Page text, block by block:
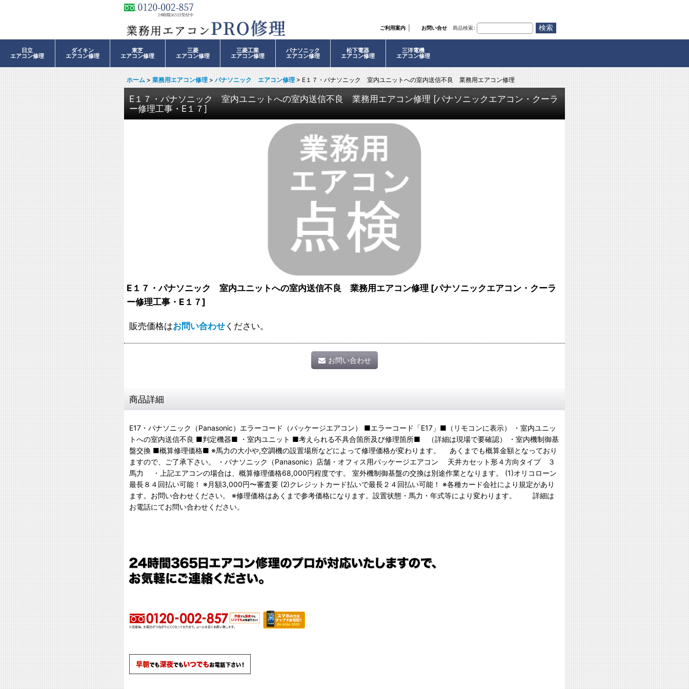
ご利用案内 ｜ お問い合せ 商品検索:
日立
エアコン修理
ダイキン
エアコン修理
東芝
エアコン修理
三菱
エアコン修理
三菱工業
エアコン修理
パナソニック
エアコン修理
松下電器
エアコン修理
三洋電機
エアコン修理
ホーム > 業務用エアコン修理 > パナソニック エアコン修理 > E１７・パナソニック 室内ユニットへの室内送信不良 業務用エアコン修理
E１７・パナソニック 室内ユニットへの室内送信不良 業務用エアコン修理 [パナソニックエアコン・クーラ
ー修理工事・E１７]
E１７・パナソニック 室内ユニットへの室内送信不良 業務用エアコン修理 [パナソニックエアコン・クーラ
ー修理工事・E１７]
販売価格はお問い合わせください。
お問い合わせ
商品詳細
E17・パナソニック（Panasonic）エラーコード（パッケージエアコン） ■エラーコード「E17」■（リモコンに表示） ・室内ユニッ
トへの室内送信不良 ■判定機器■ ・室内ユニット ■考えられる不具合箇所及び修理箇所■ （詳細は現場で要確認） ・室内機制御基
盤交換 ■概算修理価格■ ※馬力の大小や,空調機の設置場所などによって修理価格が変わります。 あくまでも概算金額となっており
ますので、ご了承下さい。 ・パナソニック（Panasonic）店舗・オフィス用パッケージエアコン 天井カセット形４方向タイプ ３
馬力 ・上記エアコンの場合は、概算修理価格68,000円程度です。 室外機制御基盤の交換は別途作業となります。 (1)オリコローン
最長８４回払い可能！ ※月額3,000円〜審査要 (2)クレジットカード払いで最長２４回払い可能！ ※各種カード会社により規定があり
ます。お問い合わせください。 ※修理価格はあくまで参考価格になります。設置状態・馬力・年式等により変わります。 詳細は
お電話にてお問い合わせください。